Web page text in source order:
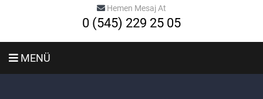
Hemen Mesaj At
0 (545) 229 25 05
MENÜ